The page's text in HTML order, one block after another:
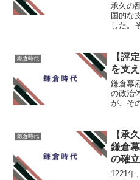
承久の
国的な
した。
廷や西
たって
鎌倉時代
【評
を支
鎌倉幕
の政治
が、そ
構成、
いて詳
鎌倉時代
【承
鎌倉
の確立
1221年